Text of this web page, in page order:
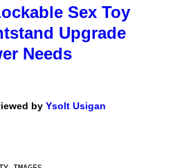
Sex Toy
Upgrade
Needs
by Ysolt Usigan